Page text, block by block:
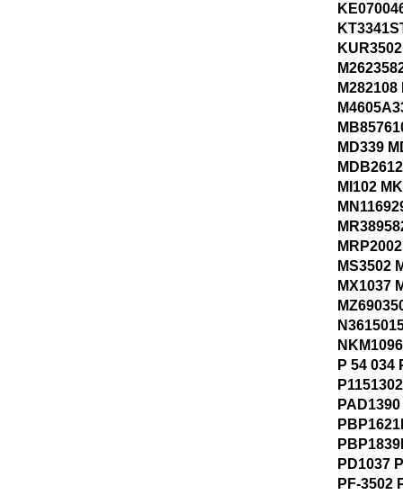
M282108
MD339
MI102
MS3502
MX1037
P 54 034
PD1037
PF-3502